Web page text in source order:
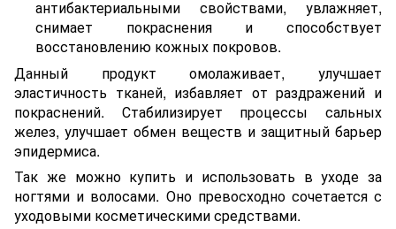
антибактериальными свойствами, увлажняет,
снимает покраснения и способствует
восстановлению кожных покровов.
Данный продукт омолаживает, улучшает
эластичность тканей, избавляет от раздражений и
покраснений. Стабилизирует процессы сальных
желез, улучшает обмен веществ и защитный барьер
эпидермиса.
Так же можнокупить и использовать в уходе за
ногтями и волосами. Оно превосходно сочетается с
уходовыми косметическими средствами.